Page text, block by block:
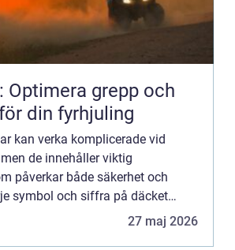
Optimera grepp och
din fyrhjuling
kan verka komplicerade vid
de innehåller viktig
påverkar både säkerhet och
symbol och siffra på däcket
d...
27 maj 2026